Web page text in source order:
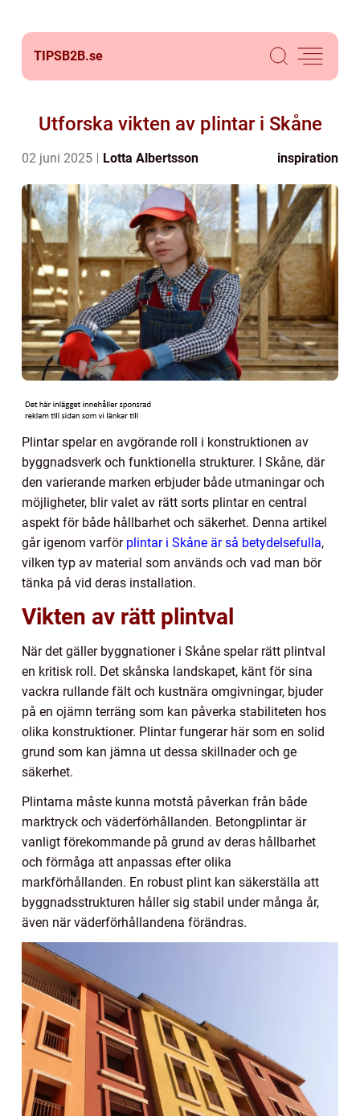
TIPSB2B.se
Utforska vikten av plintar i Skåne
02 juni 2025 Lotta Albertsson inspiration
Plintar spelar en avgörande roll i konstruktionen av
byggnadsverk och funktionella strukturer. I Skåne, där
den varierande marken erbjuder både utmaningar och
möjligheter, blir valet av rätt sorts plintar en central
aspekt för både hållbarhet och säkerhet. Denna artikel
går igenom varför plintar i Skåne är så betydelsefulla,
vilken typ av material som används och vad man bör
tänka på vid deras installation.
Vikten av rätt plintval
När det gäller byggnationer i Skåne spelar rätt plintval
en kritisk roll. Det skånska landskapet, känt för sina
vackra rullande fält och kustnära omgivningar, bjuder
på en ojämn terräng som kan påverka stabiliteten hos
olika konstruktioner. Plintar fungerar här som en solid
grund som kan jämna ut dessa skillnader och ge
säkerhet.
Plintarna måste kunna motstå påverkan från både
marktryck och väderförhållanden. Betongplintar är
vanligt förekommande på grund av deras hållbarhet
och förmåga att anpassas efter olika
markförhållanden. En robust plint kan säkerställa att
byggnadsstrukturen håller sig stabil under många år,
även när väderförhållandena förändras.